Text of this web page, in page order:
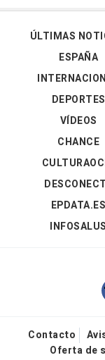
ÚLTIMAS
ESPAÑA
DEPORTES
VÍDEOS
CHANCE
EPDATA.ES
INFOSALUS
Contacto
Oferta de